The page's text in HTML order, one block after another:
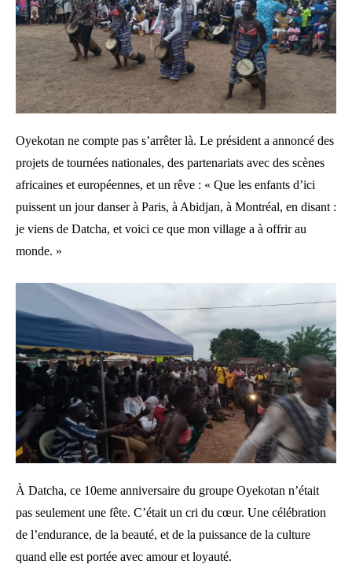
Oyekotan ne compte pas s’arrêter là. Le président a annoncé des
projets de tournées nationales, des partenariats avec des scènes
africaines et européennes, et un rêve : « Que les enfants d’ici
puissent un jour danser à Paris, à Abidjan, à Montréal, en disant :
je viens de Datcha, et voici ce que mon village a à offrir au
monde. »
À Datcha, ce 10eme anniversaire du groupe Oyekotan n’était
pas seulement une fête. C’était un cri du cœur. Une célébration
de l’endurance, de la beauté, et de la puissance de la culture
quand elle est portée avec amour et loyauté.